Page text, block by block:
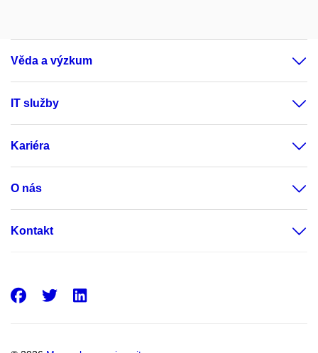
Věda a výzkum
IT služby
Kariéra
O nás
Kontakt
Facebook
Twitter